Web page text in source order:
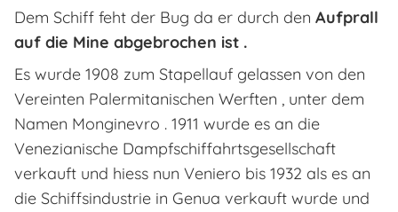
Dem Schiff feht der Bug da er durch den Aufprall
auf die Mine abgebrochen ist .
Es wurde 1908 zum Stapellauf gelassen von den
Vereinten Palermitanischen Werften , unter dem
Namen Monginevro . 1911 wurde es an die
Venezianische Dampfschiffahrtsgesellschaft
verkauft und hiess nun Veniero bis 1932 als es an
die Schiffsindustrie in Genua verkauft wurde und